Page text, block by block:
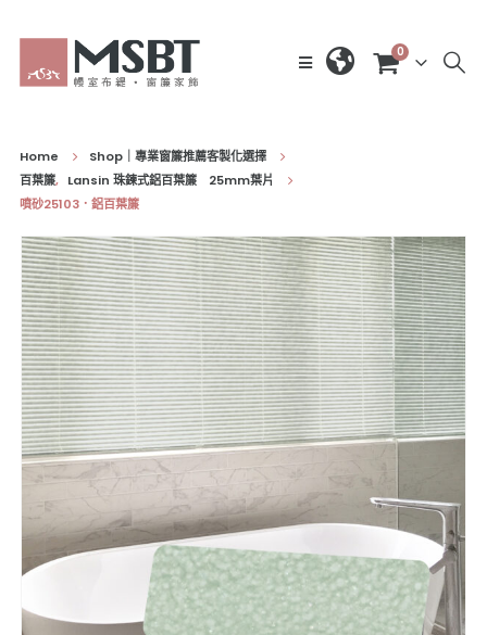
0
Home
Shop｜專業窗簾推薦客製化選擇
百葉簾, Lansin 珠鍊式鋁百葉簾 25mm葉片
噴砂25103．鋁百葉簾